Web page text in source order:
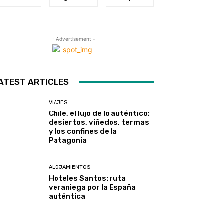
- Advertisement -
ARTICLES
VIAJES
Chile, el lujo de lo auténtico:
desiertos, viñedos, termas
y los confines de la
Patagonia
ALOJAMIENTOS
Hoteles Santos: ruta
veraniega por la España
auténtica